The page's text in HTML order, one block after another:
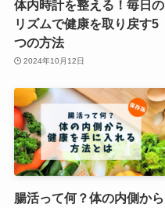
体内時計を整える！毎日の
リズムで健康を取り戻す5
つの方法
2024年10月12日
腸活って何？体の内側から